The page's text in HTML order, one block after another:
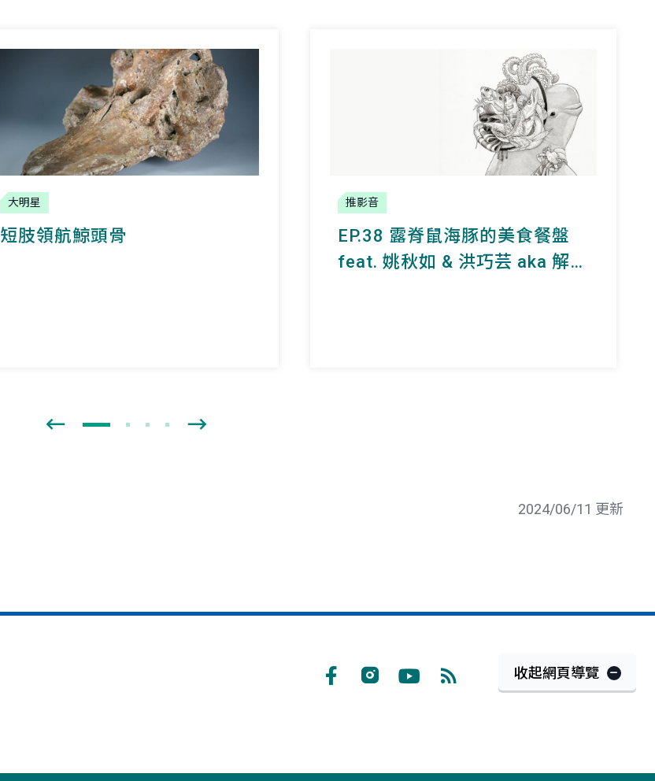
大明星
短肢領航鯨頭骨
推影音
EP.38 露脊鼠海豚的美食餐盤
feat. 姚秋如 & 洪巧芸 aka 解剖
2024/06/11 更新
收起網頁導覽